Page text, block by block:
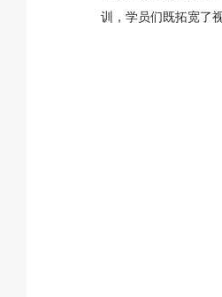
训，学员们既拓宽了